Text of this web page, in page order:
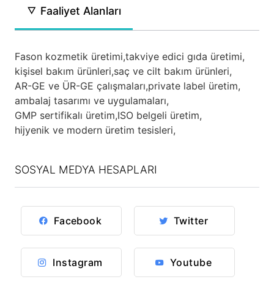
Faaliyet Alanları
Fason kozmetik üretimi,takviye edici gıda üretimi,
kişisel bakım ürünleri,saç ve cilt bakım ürünleri,
AR-GE ve ÜR-GE çalışmaları,private label üretim,
ambalaj tasarımı ve uygulamaları,
GMP sertifikalı üretim,ISO belgeli üretim,
hijyenik ve modern üretim tesisleri,
SOSYAL MEDYA HESAPLARI
Facebook Twitter
Instagram Youtube